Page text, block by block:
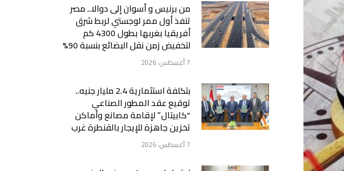
من برنيس و أسوان إلى دوالا.. مصر
تنفذ أول ممر لوجستي لربط شرق
أفريقيا بغربها بطول 4300 كم
لتخفيض زمن نقل البضائع بنسبة 90%
7 أغسطس، 2026
بتكلفة استثمارية 2.4 مليار جنيه..
توقيع عقد المطور الصناعي
“كابيتال” لإقامة مصانع وأماكن
تخزين جاهزة للإيجار بالقنطرة غرب
7 أغسطس، 2026